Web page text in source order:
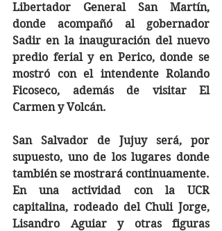
Libertador General San Martín,
donde acompañó al gobernador
Sadir en la inauguración del nuevo
predio ferial y en Perico, donde se
mostró con el intendente Rolando
Ficoseco, además de visitar El
Carmen y Volcán.
San Salvador de Jujuy será, por
supuesto, uno de los lugares donde
también se mostrará continuamente.
En una actividad con la UCR
capitalina, rodeado del Chuli Jorge,
Lisandro Aguiar y otras figuras